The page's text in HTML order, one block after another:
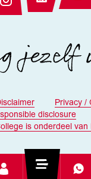
Privacy /
disclosure
is onderdeel van